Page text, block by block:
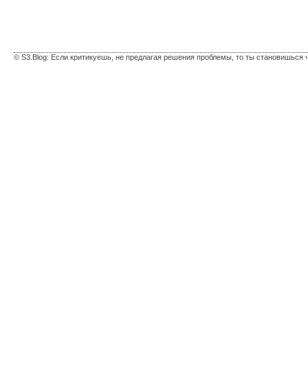
© S3.Blog: Если критикуешь, не предлагая решения проблемы, то ты становишься